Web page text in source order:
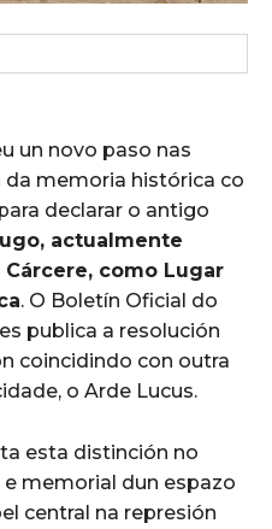
un novo paso nas
memoria histórica co
declarar o antigo
actualmente
como Lugar
. O Boletín Oficial do
publica a resolución
coincidindo con outra
o Arde Lucus.
esta distinción no
memorial dun espazo
central na represión